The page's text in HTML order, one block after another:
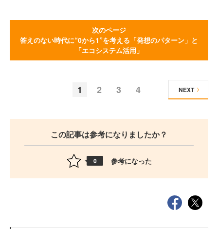
次のページ
答えのない時代に“0から1”を考える「発想のパターン」と
「エコシステム活用」
1 2 3 4 NEXT
この記事は参考になりましたか？
0 参考になった